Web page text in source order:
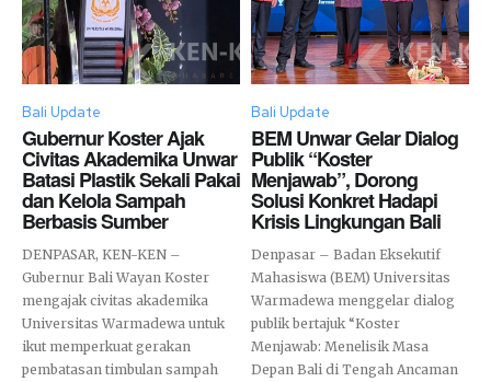
Bali Update
Gubernur Koster Ajak
Civitas Akademika Unwar
Batasi Plastik Sekali Pakai
dan Kelola Sampah
Berbasis Sumber
DENPASAR, KEN-KEN –
Gubernur Bali Wayan Koster
mengajak civitas akademika
Universitas Warmadewa untuk
ikut memperkuat gerakan
pembatasan timbulan sampah
Bali Update
BEM Unwar Gelar Dialog
Publik “Koster
Menjawab”, Dorong
Solusi Konkret Hadapi
Krisis Lingkungan Bali
Denpasar – Badan Eksekutif
Mahasiswa (BEM) Universitas
Warmadewa menggelar dialog
publik bertajuk “Koster
Menjawab: Menelisik Masa
Depan Bali di Tengah Ancaman